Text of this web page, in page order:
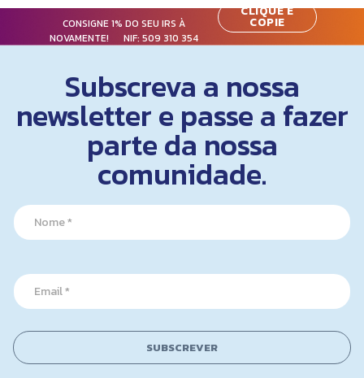
CONSIGNE 1% DO SEU IRS À
NOVAMENTE! NIF:509 310 354
CLIQUE E
COPIE
Subscreva a nossa
newsletter e passe a fazer
parte da nossa
comunidade.
*
*
N
a
m
*
E
m
a
l
*
SUBSCREVER